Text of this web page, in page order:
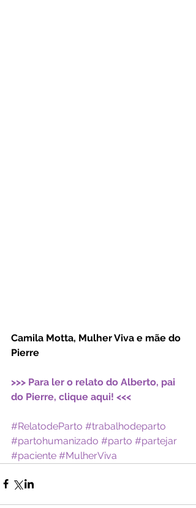
Camila Motta, Mulher Viva e mãe do
Pierre
>>> Para ler o relato do Alberto, pai
do Pierre, clique aqui! <<<
#RelatodeParto #trabalhodeparto
#partohumanizado #parto #partejar
#paciente #MulherViva